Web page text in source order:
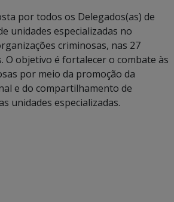
por todos os Delegados(as) de
unidades especializadas no
criminosas, nas 27
O objetivo é fortalecer o combate às
por meio da promoção da
e do compartilhamento de
unidades especializadas.